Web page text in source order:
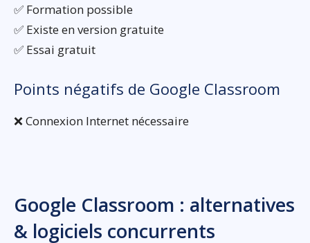
✅ Formation possible
✅ Existe en version gratuite
✅ Essai gratuit
Points négatifs de Google Classroom
❌ Connexion Internet nécessaire
Google Classroom : alternatives
& logiciels concurrents